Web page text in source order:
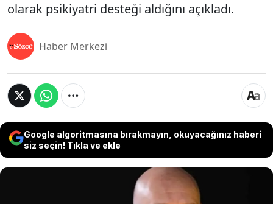
olarak psikiyatri desteği aldığını açıkladı.
Haber Merkezi
Google algoritmasına bırakmayın, okuyacağınız haberi
siz seçin! Tıkla ve ekle